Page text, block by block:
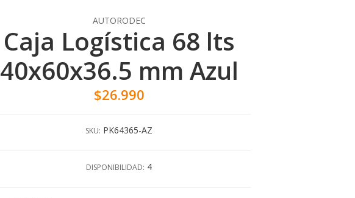
AUTORODEC
Caja Logística 68 lts
40x60x36.5 mm Azul
$26.990
SKU: PK64365-AZ
DISPONIBILIDAD: 4